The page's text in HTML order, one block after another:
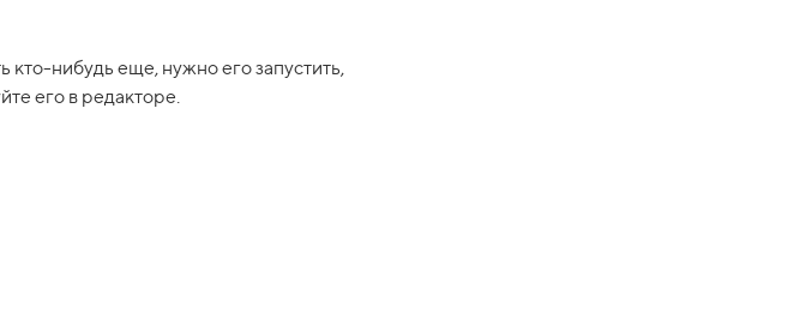
кто-нибудь еще, нужно его запустить,
его в редакторе.